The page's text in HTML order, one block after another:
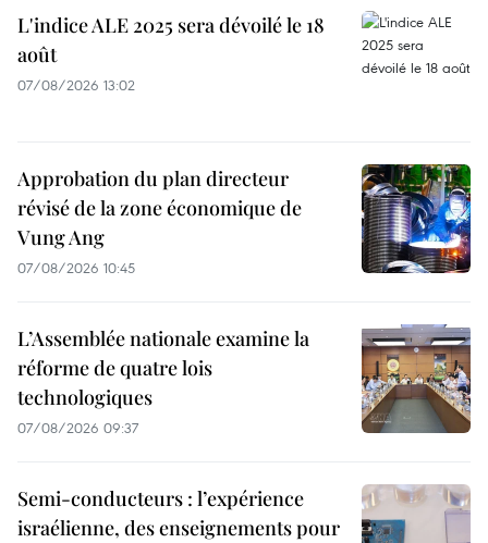
L'indice ALE 2025 sera dévoilé le 18
août
07/08/2026 13:02
Approbation du plan directeur
révisé de la zone économique de
Vung Ang
07/08/2026 10:45
L’Assemblée nationale examine la
réforme de quatre lois
technologiques
07/08/2026 09:37
Semi-conducteurs : l’expérience
israélienne, des enseignements pour